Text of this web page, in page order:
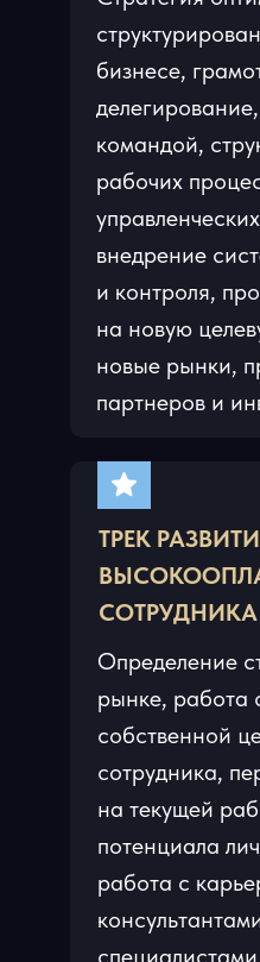
бизнесе,
командой,
рабочих
внедрение
и контроля,
на новую
новые рынки,
партнеров и
ТРЕК
СОТРУДНИКА
Определение
рынке, работа
собственной
сотрудника,
на текущей
потенциала
работа с
специалистами